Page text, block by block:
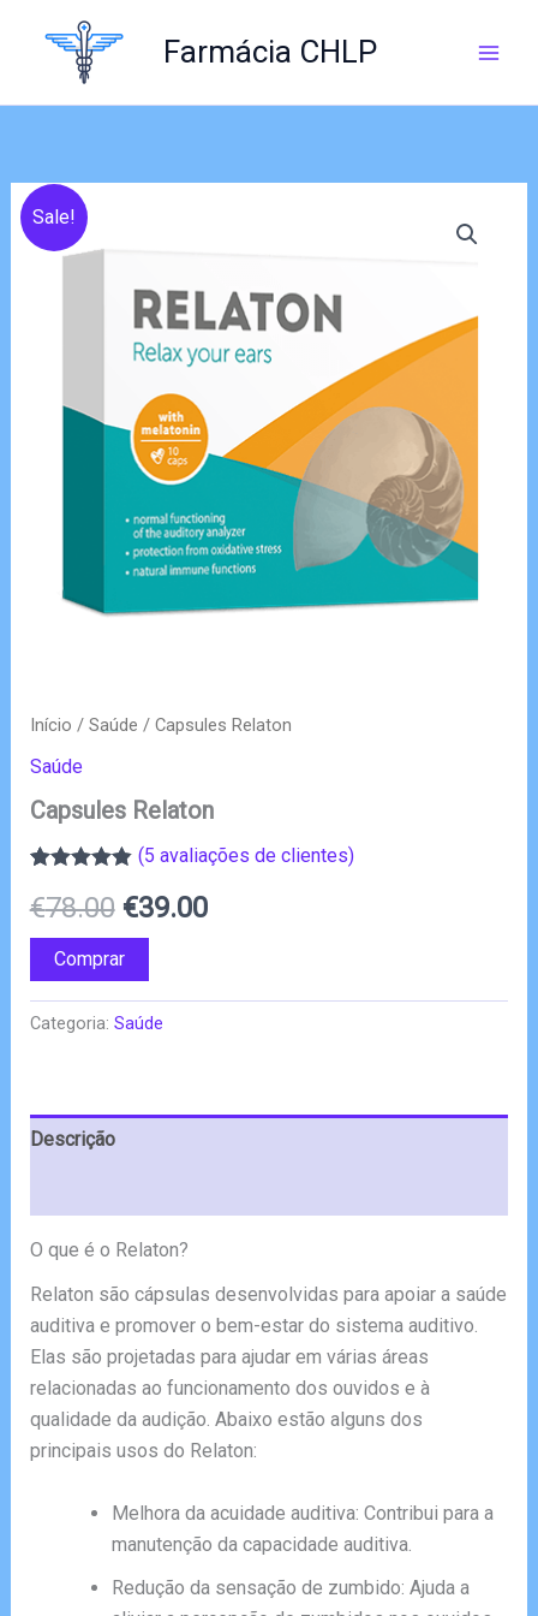
Farmácia CHLP
Sale!
Início / Saúde / Capsules Relaton
Saúde
Capsules Relaton
com4.80em
5 com base
em
classificações
de clientes
(5 avaliações de clientes)
€78.00 O
preço
original
€39.00O
atual
Comprar
Categoria: Saúde
Descrição
O que é o Relaton?
Relaton são cápsulas desenvolvidas para apoiar a saúde
auditiva e promover o bem-estar do sistema auditivo.
Elas são projetadas para ajudar em várias áreas
relacionadas ao funcionamento dos ouvidos e à
qualidade da audição. Abaixo estão alguns dos
principais usos do Relaton:
Melhora da acuidade auditiva: Contribui para a
manutenção da capacidade auditiva.
Redução da sensação de zumbido: Ajuda a